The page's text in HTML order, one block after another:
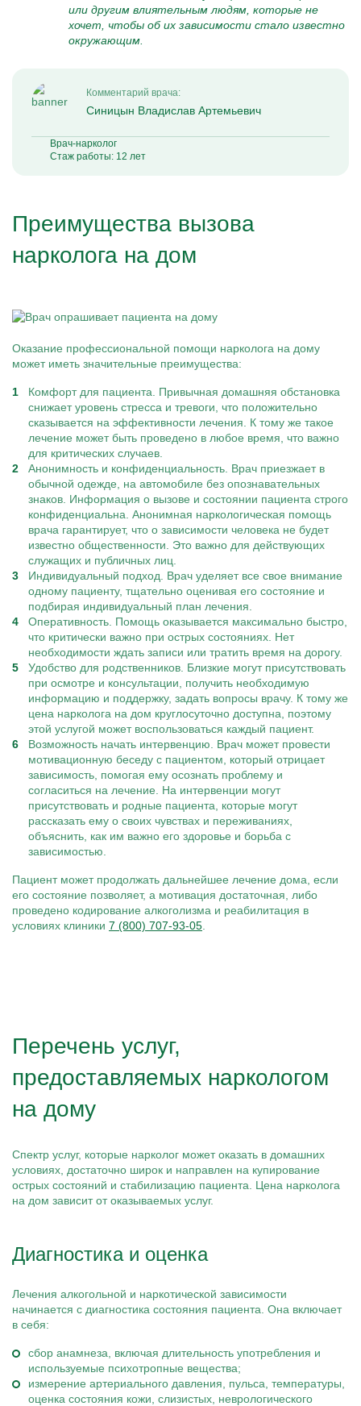
или другим влиятельным людям, которые не
хочет, чтобы об их зависимости стало известно
окружающим.
Комментарий врача:
Синицын Владислав Артемьевич
Врач-нарколог
Стаж работы: 12 лет
Преимущества вызова
нарколога на дом
Оказание профессиональной помощи нарколога на дому
может иметь значительные преимущества:
Комфорт для пациента. Привычная домашняя обстановка
снижает уровень стресса и тревоги, что положительно
сказывается на эффективности лечения. К тому же такое
лечение может быть проведено в любое время, что важно
для критических случаев.
Анонимность и конфиденциальность. Врач приезжает в
обычной одежде, на автомобиле без опознавательных
знаков. Информация о вызове и состоянии пациента строго
конфиденциальна. Анонимная наркологическая помощь
врача гарантирует, что о зависимости человека не будет
известно общественности. Это важно для действующих
служащих и публичных лиц.
Индивидуальный подход. Врач уделяет все свое внимание
одному пациенту, тщательно оценивая его состояние и
подбирая индивидуальный план лечения.
Оперативность. Помощь оказывается максимально быстро,
что критически важно при острых состояниях. Нет
необходимости ждать записи или тратить время на дорогу.
Удобство для родственников. Близкие могут присутствовать
при осмотре и консультации, получить необходимую
информацию и поддержку, задать вопросы врачу. К тому же
цена нарколога на дом круглосуточно доступна, поэтому
этой услугой может воспользоваться каждый пациент.
Возможность начать интервенцию. Врач может провести
мотивационную беседу с пациентом, который отрицает
зависимость, помогая ему осознать проблему и
согласиться на лечение. На интервенции могут
присутствовать и родные пациента, которые могут
рассказать ему о своих чувствах и переживаниях,
объяснить, как им важно его здоровье и борьба с
зависимостью.
Пациент может продолжать дальнейшее лечение дома, если
его состояние позволяет, а мотивация достаточная, либо
проведено кодирование алкоголизма и реабилитация в
условиях клиники 7 (800) 707-93-05
Перечень услуг,
предоставляемых наркологом
на дому
Спектр услуг, которые нарколог может оказать в домашних
условиях, достаточно широк и направлен на купирование
острых состояний и стабилизацию пациента. Цена нарколога
на дом зависит от оказываемых услуг.
Диагностика и оценка
Лечения алкогольной и наркотической зависимости
начинается с диагностика состояния пациента. Она включает
в себя:
сбор анамнеза, включая длительность употребления и
используемые психотропные вещества;
измерение артериального давления, пульса, температуры,
оценка состояния кожи, слизистых, неврологического